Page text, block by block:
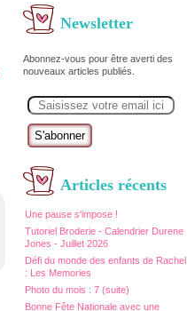
Newsletter
Abonnez-vous pour être averti des
nouveaux articles publiés.
m
Articles récents
Une pause s'impose !
Tutoriel Broderie - Calendrier Durene
Jones - Juillet 2026
Défi du monde des enfants de Rachel
: Les Memories
Photo du mois : 7 (suite)
Bonne Fête Nationale avec une